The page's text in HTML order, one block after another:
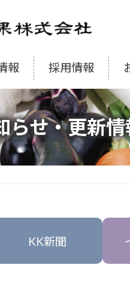
報 採用情報
せ・更新情
KK新聞